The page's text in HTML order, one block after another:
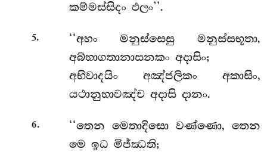
කම්මස්සිදං ඵලං’’.
5.
‘‘අහං මනුස්සෙසු මනුස්සභූතා,
අබ්භාගතානාසනකං අදාසිං;
අභිවාදයිං අඤ්ජලිකං අකාසිං,
යථානුභාවඤ්ච අදාසි දානං.
6.
‘‘තෙන මෙතාදිසො වණ්ණො, තෙන
මෙ ඉධ මිජ්ඣති;